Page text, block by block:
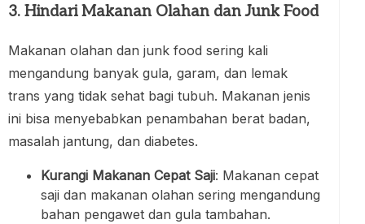
3. Hindari Makanan Olahan dan Junk Food
Makanan olahan dan junk food sering kali
mengandung banyak gula, garam, dan lemak
trans yang tidak sehat bagi tubuh. Makanan jenis
ini bisa menyebabkan penambahan berat badan,
masalah jantung, dan diabetes.
Kurangi Makanan Cepat Saji: Makanan cepat
saji dan makanan olahan sering mengandung
bahan pengawet dan gula tambahan.